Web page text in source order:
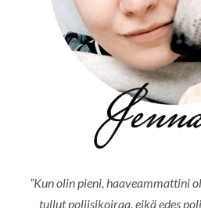
”Kun olin pieni, haaveammattini
tullut poliisikoiraa, eikä edes